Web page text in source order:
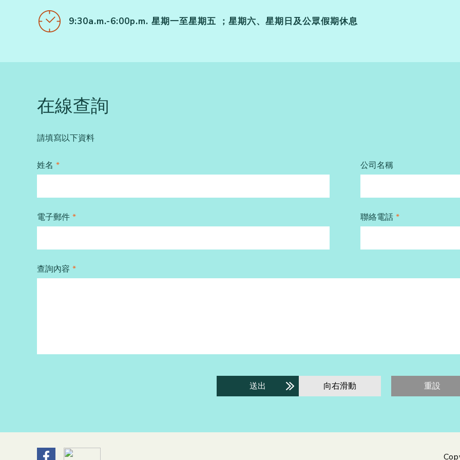
9:30a.m.-6:00p.m. 星期一至星期五 ；星期六、星期日及公眾假期休息
在線查詢
請填寫以下資料
姓名 * 公司名稱
電子郵件 * 聯絡電話 *
查詢內容 *
送出 向右滑動 重設